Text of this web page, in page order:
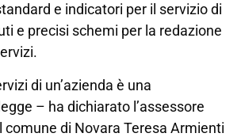
e indicatori per il servizio di
e precisi schemi per la redazione
di un’azienda è una
– ha dichiarato l’assessore
comune di Novara Teresa Armienti